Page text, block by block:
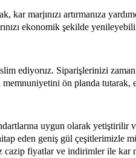
kar marjınızı artırmanıza
ekonomik şekilde
ediyoruz. Siparişlerinizi
ön planda
uygun olarak yetiştirilir
eden geniş gül çeşitlerimizle
fiyatlar ve indirimler ile kar